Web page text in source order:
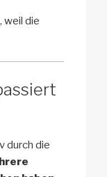
weil die
durch die